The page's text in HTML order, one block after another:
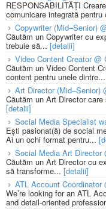
RESPONSABILITĂȚI
comunicare integrată
Copywriter (Mid–Senior)
Căutăm un Copywriter cu
trebuie să... [detalii]
Video Content Creator @
Căutăm un Video Content
content pentru unele dintre...
Art Director (Mid–Senior)
Căutăm un Art Director
[detalii]
Social Media Specialist
Ești pasionat(ă) de social
Ai un ochi format pentru...
Social Media Art Director
Căutăm un Art Director cu
să transforme... [detalii]
ATL Account Coordinator
We’re looking for an ATL
and detail-oriented